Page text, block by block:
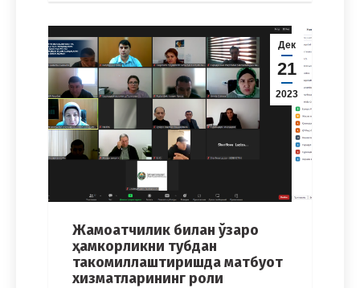
Дек
21
2023
Жамоатчилик билан ўзаро
ҳамкорликни тубдан
такомиллаштиришда матбуот
хизматларининг роли